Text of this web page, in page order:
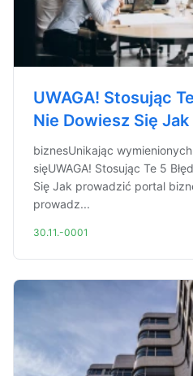
UWAGA! Stosując
Nie Dowiesz Się
biznesUnikając
sięUWAGA! Stosując Te 5
Się Jak prowadzić portal
prowadz...
30.11.-0001